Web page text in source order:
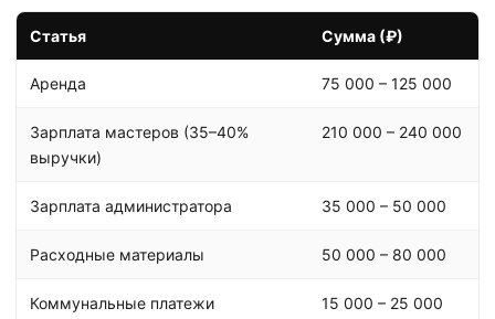
Статья Сумма (₽)
Аренда 75 000 – 125 000
Зарплата мастеров (35–40%
выручки)
210 000 – 240 000
Зарплата администратора 35 000 – 50 000
Расходные материалы 50 000 – 80 000
Коммунальные платежи 15 000 – 25 000